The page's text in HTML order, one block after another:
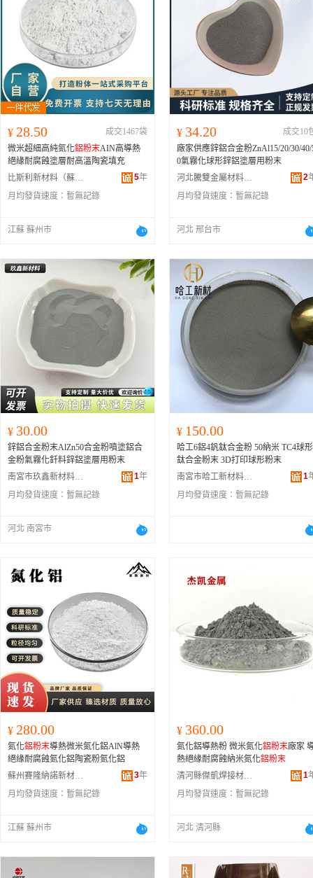
¥ 28.50
成交1467袋
微米超細高純氮化鋁粉末AIN高導熱
絕緣耐腐蝕塗層耐高溫陶瓷填充
比斯利新材料（蘇州）有限公司
5年
月均發貨速度： 暫無記錄
江蘇 蘇州市
¥ 34.20
成交10
廠家供應鋅鋁合金粉ZnAl15/20/30/40/
0氣霧化球形鋅鋁塗層用粉末
河北騰雙金屬材料有限公司
2
月均發貨速度： 暫無記錄
河北 邢台市
¥ 30.00
鋅鋁合金粉末AlZn50合金粉噴塗鋁合
金粉氣霧化釺料鋅鋁塗層用粉末
南宮市玖鑫新材料科技有限公司
1年
月均發貨速度： 暫無記錄
河北 南宮市
¥ 150.00
哈工6鋁4釩鈦合金粉 50納米 TC4球形
鈦合金粉末 3D打印球形粉末
南宮市哈工新材料科技有限公司
1
月均發貨速度： 暫無記錄
¥ 280.00
氮化鋁粉末導熱微米氮化鋁AlN導熱
絕緣耐腐蝕氮化鋁陶瓷粉氮化鋁
蘇州賽隆納諾新材料實業有限公司
3年
月均發貨速度： 暫無記錄
江蘇 蘇州市
¥ 360.00
氮化鋁導熱粉 微米氮化鋁粉末廠家
熱絕緣耐腐蝕納米氮化鋁粉末
清河縣傑凱焊接材料有限公司
1
月均發貨速度： 暫無記錄
河北 清河縣